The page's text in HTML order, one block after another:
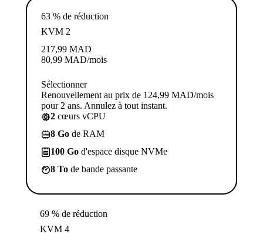
63 % de réduction
KVM 2
217,99 MAD
80,99 MAD/mois
Sélectionner
Renouvellement au prix de 124,99 MAD/mois
pour 2 ans. Annulez à tout instant.
2 cœurs vCPU
8 Go de RAM
100 Go d'espace disque NVMe
8 To de bande passante
69 % de réduction
KVM 4